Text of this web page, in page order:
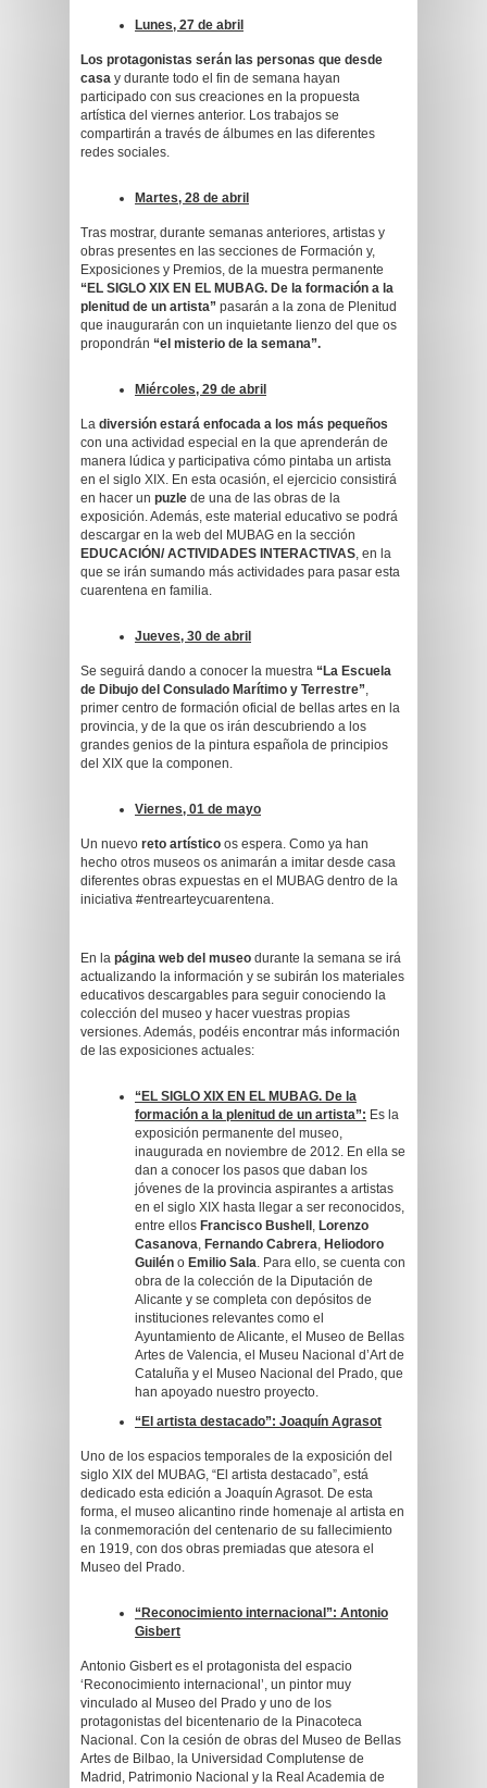
Lunes, 27 de abril
Los protagonistas serán las personas que desde
casa y durante todo el fin de semana hayan
participado con sus creaciones en la propuesta
artística del viernes anterior. Los trabajos se
compartirán a través de álbumes en las diferentes
redes sociales.
Martes, 28 de abril
Tras mostrar, durante semanas anteriores, artistas y
obras presentes en las secciones de Formación y,
Exposiciones y Premios, de la muestra permanente
“EL SIGLO XIX EN EL MUBAG. De la formación a la
plenitud de un artista” pasarán a la zona de Plenitud
que inaugurarán con un inquietante lienzo del que os
propondrán “el misterio de la semana”.
Miércoles, 29 de abril
La diversión estará enfocada a los más pequeños
con una actividad especial en la que aprenderán de
manera lúdica y participativa cómo pintaba un artista
en el siglo XIX. En esta ocasión, el ejercicio consistirá
en hacer un puzle de una de las obras de la
exposición. Además, este material educativo se podrá
descargar en la web del MUBAG en la sección
EDUCACIÓN/ ACTIVIDADES INTERACTIVAS, en la
que se irán sumando más actividades para pasar esta
cuarentena en familia.
Jueves, 30 de abril
Se seguirá dando a conocer la muestra “La Escuela
de Dibujo del Consulado Marítimo y Terrestre”,
primer centro de formación oficial de bellas artes en la
provincia, y de la que os irán descubriendo a los
grandes genios de la pintura española de principios
del XIX que la componen.
Viernes, 01 de mayo
Un nuevo reto artístico os espera. Como ya han
hecho otros museos os animarán a imitar desde casa
diferentes obras expuestas en el MUBAG dentro de la
iniciativa #entrearteycuarentena.
En la página web del museo durante la semana se irá
actualizando la información y se subirán los materiales
educativos descargables para seguir conociendo la
colección del museo y hacer vuestras propias
versiones. Además, podéis encontrar más información
de las exposiciones actuales:
“EL SIGLO XIX EN EL MUBAG. De la
formación a la plenitud de un artista”: Es la
exposición permanente del museo,
inaugurada en noviembre de 2012. En ella se
dan a conocer los pasos que daban los
jóvenes de la provincia aspirantes a artistas
en el siglo XIX hasta llegar a ser reconocidos,
entre ellos Francisco Bushell , Lorenzo
Casanova, Fernando Cabrera, Heliodoro
Guilén o Emilio Sala. Para ello, se cuenta con
obra de la colección de la Diputación de
Alicante y se completa con depósitos de
instituciones relevantes como el
Ayuntamiento de Alicante, el Museo de Bellas
Artes de Valencia, el Museu Nacional d’Art de
Cataluña y el Museo Nacional del Prado, que
han apoyado nuestro proyecto.
“El artista destacado”: Joaquín Agrasot
Uno de los espacios temporales de la exposición del
siglo XIX del MUBAG, “El artista destacado”, está
dedicado esta edición a Joaquín Agrasot. De esta
forma, el museo alicantino rinde homenaje al artista en
la conmemoración del centenario de su fallecimiento
en 1919, con dos obras premiadas que atesora el
Museo del Prado.
“Reconocimiento internacional”: Antonio
Gisbert
Antonio Gisbert es el protagonista del espacio
‘Reconocimiento internacional’, un pintor muy
vinculado al Museo del Prado y uno de los
protagonistas del bicentenario de la Pinacoteca
Nacional. Con la cesión de obras del Museo de Bellas
Artes de Bilbao, la Universidad Complutense de
Madrid, Patrimonio Nacional y la Real Academia de